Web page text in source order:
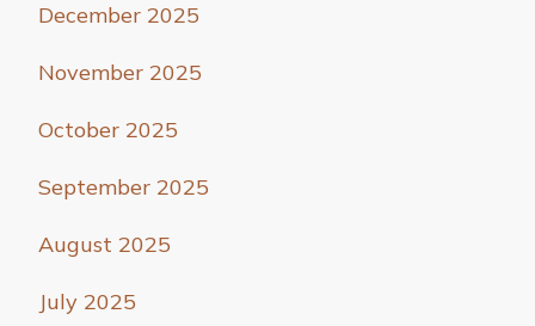
December 2025
November 2025
October 2025
September 2025
August 2025
July 2025